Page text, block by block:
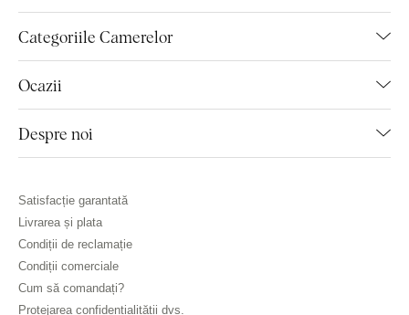
Categoriile Camerelor
Ocazii
Despre noi
Satisfacție garantată
Livrarea și plata
Condiții de reclamație
Condiții comerciale
Cum să comandați?
Protejarea confidențialității dvs.